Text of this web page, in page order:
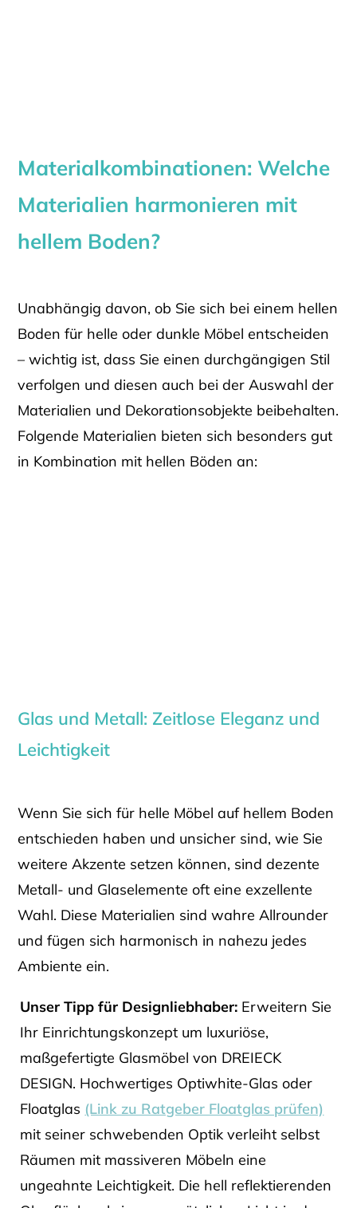
Materialkombinationen: Welche
Materialien harmonieren mit
hellem Boden?
Unabhängig davon, ob Sie sich bei einem hellen
Boden für helle oder dunkle Möbel entscheiden
– wichtig ist, dass Sie einen durchgängigen Stil
verfolgen und diesen auch bei der Auswahl der
Materialien und Dekorationsobjekte beibehalten.
Folgende Materialien bieten sich besonders gut
in Kombination mit hellen Böden an:
Glas und Metall: Zeitlose Eleganz und
Leichtigkeit
Wenn Sie sich für helle Möbel auf hellem Boden
entschieden haben und unsicher sind, wie Sie
weitere Akzente setzen können, sind dezente
Metall- und Glaselemente oft eine exzellente
Wahl. Diese Materialien sind wahre Allrounder
und fügen sich harmonisch in nahezu jedes
Ambiente ein.
Unser Tipp für Designliebhaber: Erweitern Sie
Ihr Einrichtungskonzept um luxuriöse,
maßgefertigte Glasmöbel von DREIECK
DESIGN. Hochwertiges Optiwhite-Glas oder
Floatglas (Link zu Ratgeber Floatglas prüfen)
mit seiner schwebenden Optik verleiht selbst
Räumen mit massiveren Möbeln eine
ungeahnte Leichtigkeit. Die hell reflektierenden